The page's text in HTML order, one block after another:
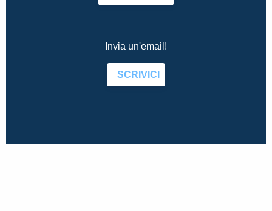
Invia un'email!
SCRIVICI